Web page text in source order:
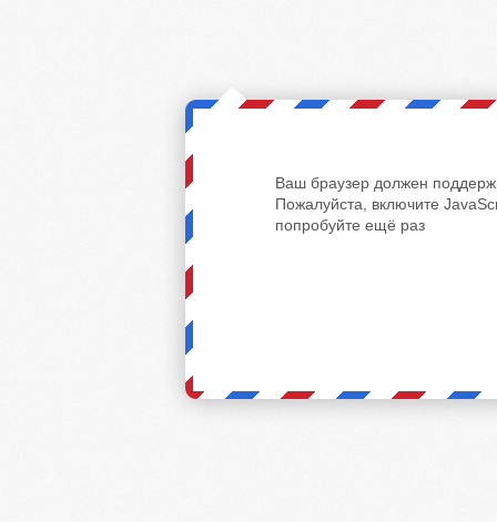
Ваш браузер должен
Пожалуйста, включите
попробуйте ещё раз